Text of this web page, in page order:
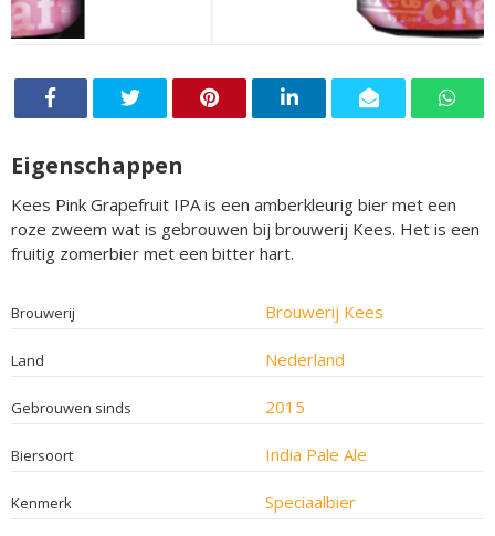
Eigenschappen
Kees Pink Grapefruit IPA is een amberkleurig bier met een
roze zweem wat is gebrouwen bij brouwerij Kees. Het is een
fruitig zomerbier met een bitter hart.
Brouwerij Brouwerij Kees
Land Nederland
Gebrouwen sinds 2015
Biersoort India Pale Ale
Kenmerk Speciaalbier